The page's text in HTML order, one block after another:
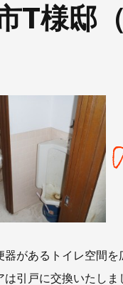
T様邸
器があるトイレ空間
は引戸に交換いたしま